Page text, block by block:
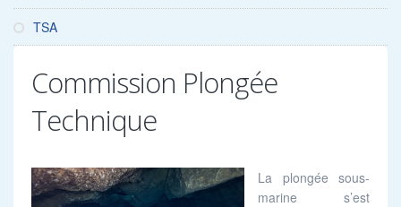
TSA
Commission Plongée
Technique
La plongée sous-
marine s’est